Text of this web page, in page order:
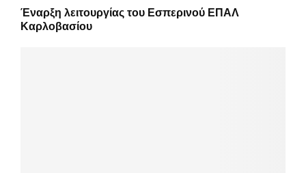
Έναρξη λειτουργίας του Εσπερινού ΕΠΑΛ
Καρλοβασίου